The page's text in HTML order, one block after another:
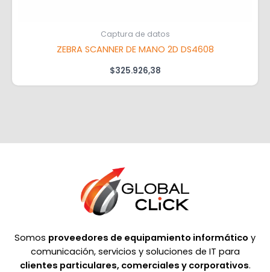
Captura de datos
ZEBRA SCANNER DE MANO 2D DS4608
$325.926,38
Somos proveedores de equipamiento informático y
comunicación, servicios y soluciones de IT para
clientes particulares, comerciales y corporativos.